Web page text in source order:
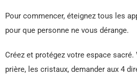
Pour commencer, éteignez tous les
pour que personne ne vous dérange.
Créez et protégez votre espace
prière, les cristaux, demander aux 4